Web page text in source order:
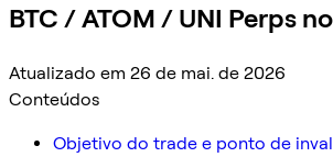
BTC / ATOM / UNI Perps
Atualizado em 26 de mai. de 2026
Conteúdos
Objetivo do trade e ponto de